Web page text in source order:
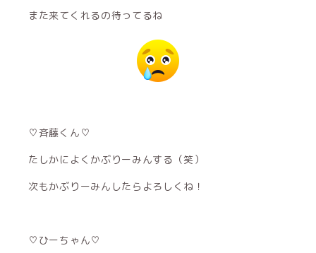
また来てくれるの待ってるね
♡斉藤くん♡
たしかによくかぶりーみんする（笑）
次もかぶりーみんしたらよろしくね！
♡ひーちゃん♡